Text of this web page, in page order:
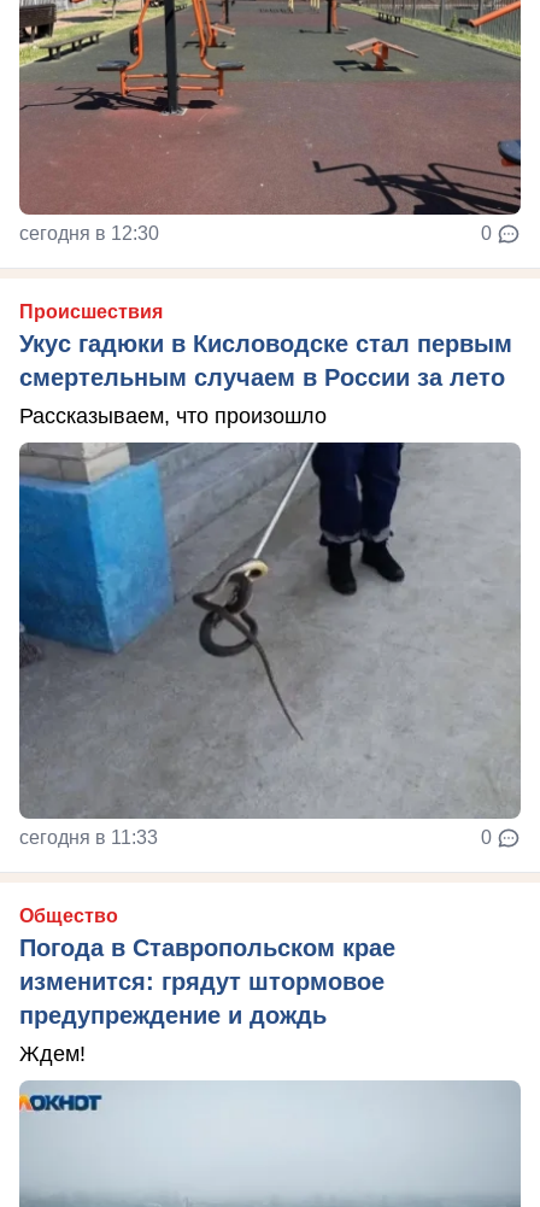
сегодня в 12:30 0
Происшествия
Укус гадюки в Кисловодске стал первым
смертельным случаем в России за лето
Рассказываем, что произошло
сегодня в 11:33 0
Общество
Погода в Ставропольском крае
изменится: грядут штормовое
предупреждение и дождь
Ждем!